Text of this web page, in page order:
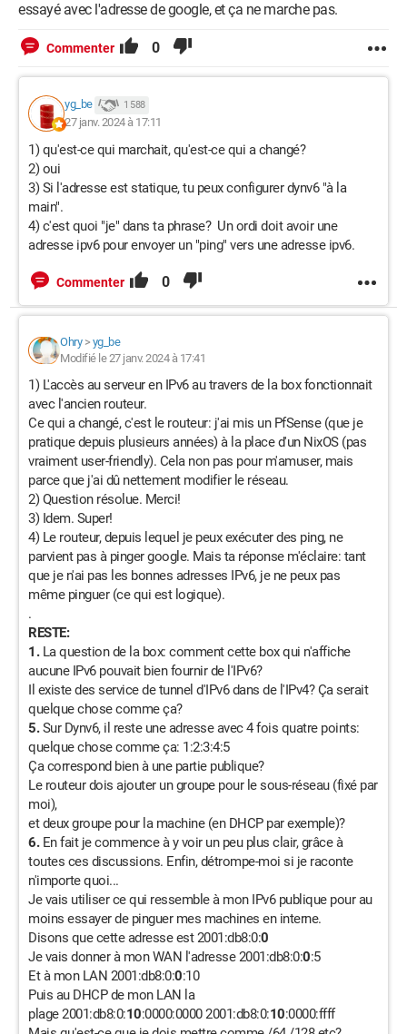
essayé avec l'adresse de google, et ça ne marche pas.
Commenter 0
yg_be 1 588
27 janv. 2024 à 17:11
1) qu'est-ce qui marchait, qu'est-ce qui a changé?
2) oui
3) Si l'adresse est statique, tu peux configurer dynv6 "à la
main".
4) c'est quoi "je" dans ta phrase? Un ordi doit avoir une
adresse ipv6 pour envoyer un "ping" vers une adresse ipv6.
Commenter 0
Ohry> yg_be
Modifié le 27 janv. 2024 à 17:41
1) L'accès au serveur en IPv6 au travers de la box fonctionnait
avec l'ancien routeur.
Ce qui a changé, c'est le routeur: j'ai mis un PfSense (que je
pratique depuis plusieurs années) à la place d'un NixOS (pas
vraiment user-friendly). Cela non pas pour m'amuser, mais
parce que j'ai dû nettement modifier le réseau.
2) Question résolue. Merci!
3) Idem. Super!
4) Le routeur, depuis lequel je peux exécuter des ping, ne
parvient pas à pinger google. Mais ta réponse m'éclaire: tant
que je n'ai pas les bonnes adresses IPv6, je ne peux pas
même pinguer (ce qui est logique).
.
RESTE:
1. La question de la box: comment cette box qui n'affiche
aucune IPv6 pouvait bien fournir de l'IPv6?
Il existe des service de tunnel d'IPv6 dans de l'IPv4? Ça serait
quelque chose comme ça?
5.Sur Dynv6, il reste une adresse avec 4 fois quatre points:
quelque chose comme ça: 1:2:3:4:5
Ça correspond bien à une partie publique?
Le routeur dois ajouter un groupe pour le sous-réseau (fixé par
moi),
et deux groupe pour la machine (en DHCP par exemple)?
6. En fait je commence à y voir un peu plus clair, grâce à
toutes ces discussions. Enfin, détrompe-moi si je raconte
n'importe quoi...
Je vais utiliser ce qui ressemble à mon IPv6 publique pour au
moins essayer de pinguer mes machines en interne.
Disons que cette adresse est 2001:db8:0:0
Je vais donner à mon WAN l'adresse 2001:db8:0:0:5
Et à mon LAN 2001:db8:0:0:10
Puis au DHCP de mon LAN la
plage 2001:db8:0:10:0000:0000 2001:db8:0:10:0000:ffff